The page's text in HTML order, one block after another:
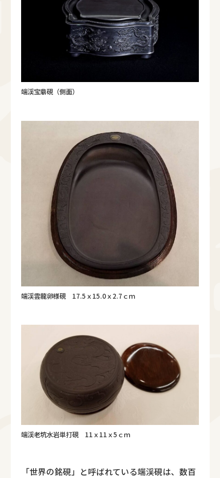
端渓宝鼎硯（側面）
端渓雲龍卵様硯 17.5ｘ15.0ｘ2.7ｃｍ
端渓老坑水岩単打硯 11ｘ11ｘ5ｃｍ
「世界の銘硯」と呼ばれている端渓硯は、数百